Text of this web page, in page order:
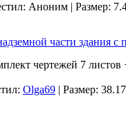
Аноним | Размер:
части здания
чертежей 7 листов
Olga69 | Размер: